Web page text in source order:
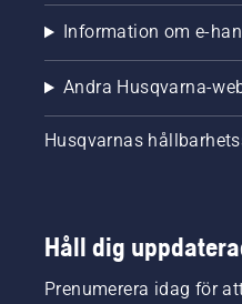
Information om e-
Andra Husqvarna-
Husqvarnas
Håll dig
Prenumerera idag för